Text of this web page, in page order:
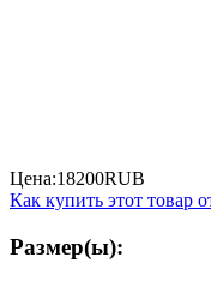
Цена:18200RUB
Как купить этот товар
Размер(ы):